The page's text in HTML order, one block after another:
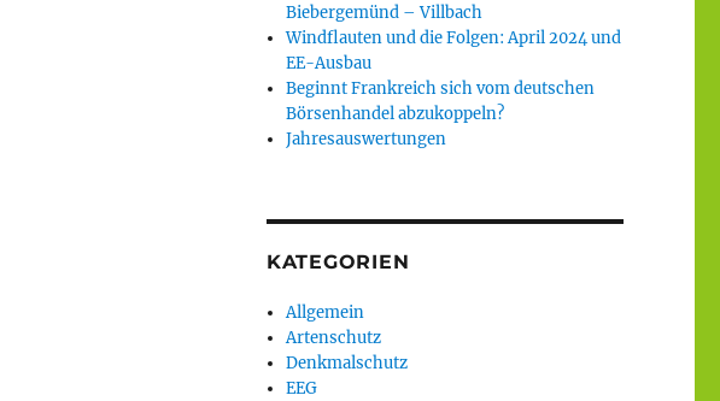
Biebergemünd – Villbach
Windflauten und die Folgen: April 2024 und
EE-Ausbau
Beginnt Frankreich sich vom deutschen
Börsenhandel abzukoppeln?
Jahresauswertungen
KATEGORIEN
Allgemein
Artenschutz
Denkmalschutz
EEG